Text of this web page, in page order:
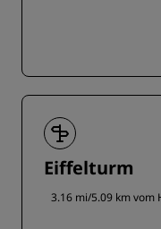
Eiffelturm
3.16 mi/5.09 km vom